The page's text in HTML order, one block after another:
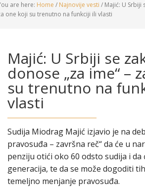
are here: Home / Najnovije vesti / Majić: U Srbiji
one koji su trenutno na funkciji ili vlasti
Majić: U Srbiji se
donose „za ime“ –
su trenutno na
vlasti
Sudija Miodrag Majić izjavio je na
pravosuđa – završna reč“ da će u
penziju otići oko 60 odsto sudija i da
generacija, te da se može dogoditi
temeljno menjanje pravosuđa.